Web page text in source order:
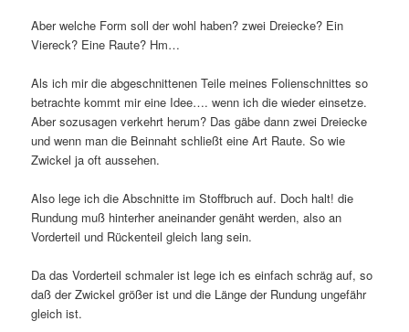
Aber welche Form soll der wohl haben? zwei Dreiecke? Ein
Viereck? Eine Raute? Hm…
Als ich mir die abgeschnittenen Teile meines Folienschnittes so
betrachte kommt mir eine Idee…. wenn ich die wieder einsetze.
Aber sozusagen verkehrt herum? Das gäbe dann zwei Dreiecke
und wenn man die Beinnaht schließt eine Art Raute. So wie
Zwickel ja oft aussehen.
Also lege ich die Abschnitte im Stoffbruch auf. Doch halt! die
Rundung muß hinterher aneinander genäht werden, also an
Vorderteil und Rückenteil gleich lang sein.
Da das Vorderteil schmaler ist lege ich es einfach schräg auf, so
daß der Zwickel größer ist und die Länge der Rundung ungefähr
gleich ist.